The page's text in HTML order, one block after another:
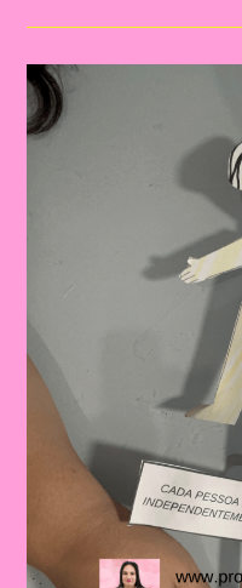
Tema
|
A
Negra
Com
Na
Infantil
Ensino